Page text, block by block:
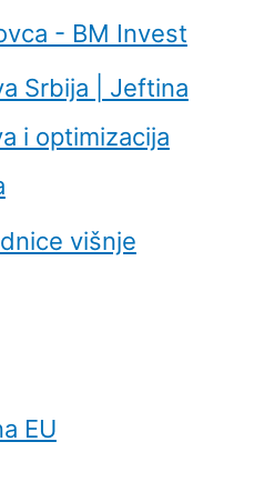
- BM Invest
Srbija | Jeftina
i optimizacija
višnje
EU